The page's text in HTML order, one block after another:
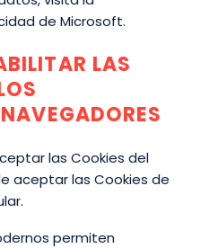
de Microsoft.
LAS
las Cookies del
aceptar las Cookies de
permiten